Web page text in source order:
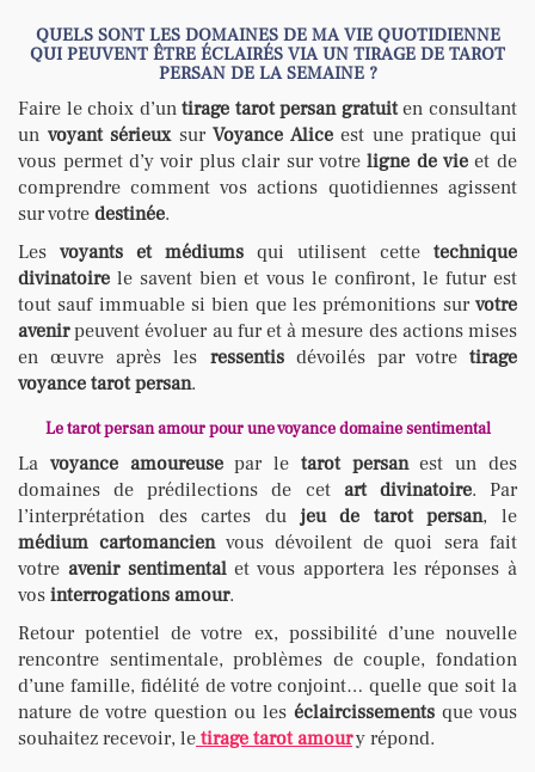
QUELS SONT LES DOMAINES DE MA VIE QUOTIDIENNE
QUI PEUVENT ÊTRE ÉCLAIRÉS VIA UN TIRAGE DE TAROT
PERSAN DE LA SEMAINE ?
Faire le choix d’untirage tarot persan gratuiten consultant
un voyant sérieux surVoyance Aliceest une pratique qui
vous permet d’y voir plus clair sur votreligne de vieet de
comprendre comment vos actions quotidiennes agissent
sur votre destinée.
Les voyants et médiums qui utilisent cette technique
divinatoire le savent bien et vous le confiront, le futur est
tout sauf immuable si bien que les prémonitions sur votre
avenirpeuvent évoluer au fur et à mesure des actions mises
en œuvre après les ressentisdévoilés par votre tirage
voyance tarot persan.
Le tarot persan amour pour une voyance domaine sentimental
La voyance amoureusepar le tarot persanest un des
domaines de prédilections de cet art divinatoire. Par
l’interprétation des cartes dujeu de tarot persan, le
médium cartomancienvous dévoilent de quoi sera fait
votre avenir sentimentalet vous apportera les réponses à
vos interrogations amour.
Retour potentiel de votre ex, possibilité d’une nouvelle
rencontre sentimentale, problèmes de couple, fondation
d’une famille, fidélité de votre conjoint… quelle que soit la
nature de votre question ou les éclaircissements que vous
souhaitez recevoir, le tirage tarot amoury répond.